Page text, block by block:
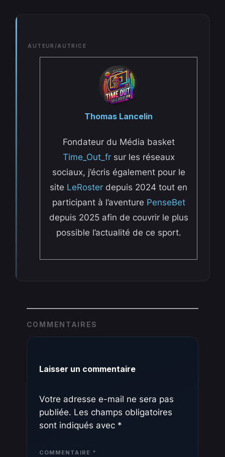
AUTEUR/AUTRICE
Thomas Lancelin
Fondateur du Média basket
Time_Out_frsur les réseaux
sociaux, j’écris également pour le
site LeRoster depuis 2024 tout en
participant à l’aventure PenseBet
depuis 2025 afin de couvrir le plus
possible l’actualité de ce sport.
COMMENTAIRES
Laisser un commentaire
Votre adresse e-mail ne sera pas
publiée. Les champs obligatoires
sont indiqués avec *
COMMENTAIRE *